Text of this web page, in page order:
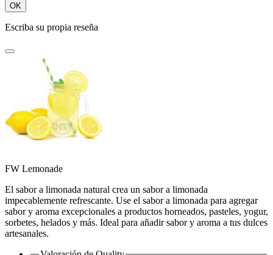
OK
Escriba su propia reseña
FW Lemonade
El sabor a limonada natural crea un sabor a limonada
impecablemente refrescante. Use el sabor a limonada para agregar
sabor y aroma excepcionales a productos horneados, pasteles, yogur,
sorbetes, helados y más. Ideal para añadir sabor y aroma a tus dulces
artesanales.